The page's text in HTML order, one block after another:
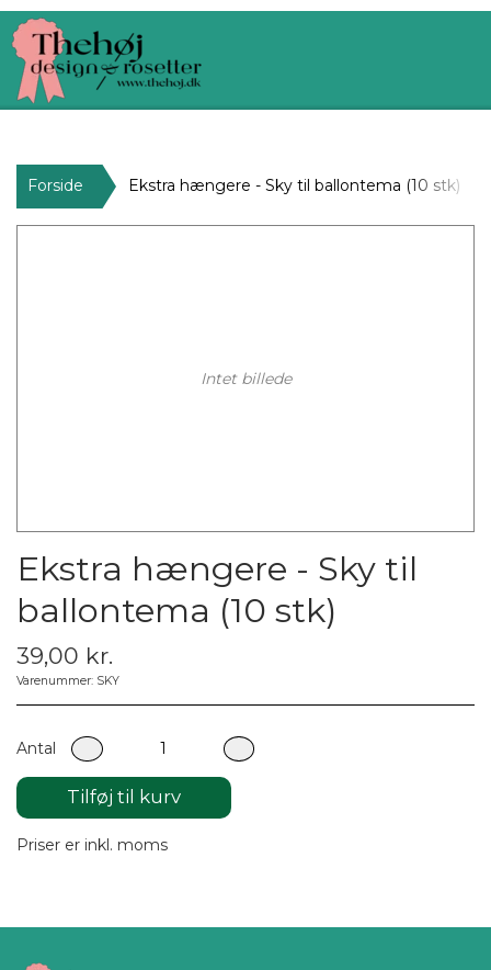
Forside Ekstra hængere - Sky til ballontema (10 stk)
Intet billede
Ekstra hængere - Sky til
ballontema (10 stk)
39,00 kr.
Varenummer: SKY
Antal
Tilføj til kurv
Priser er inkl. moms